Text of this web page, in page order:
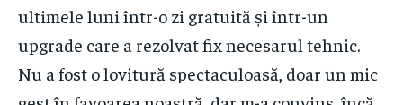
ultimele luni într-o zi gratuită și într-un
upgrade care a rezolvat fix necesarul tehnic.
Nu a fost o lovitură spectaculoasă, doar un mic